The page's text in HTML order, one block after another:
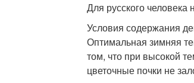
Для русского
Условия содержания
Оптимальная зимняя
том, что при высокой
цветочные почки не